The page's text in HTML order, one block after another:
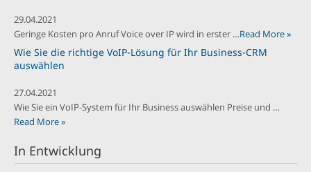
29.04.2021
Geringe Kosten pro Anruf Voice over IP wird in erster …Read More »
Wie Sie die richtige VoIP-Lösung für Ihr Business-CRM
auswählen
27.04.2021
Wie Sie ein VoIP-System für Ihr Business auswählen Preise und …
Read More »
In Entwicklung